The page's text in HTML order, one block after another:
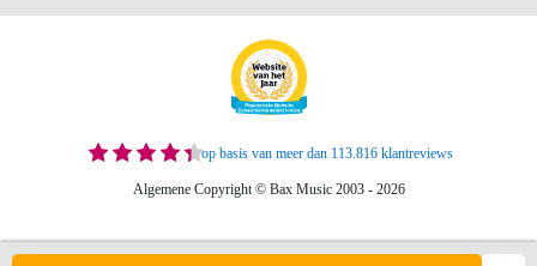
op basis van meer dan 113.816 klantreviews
Algemene Copyright © Bax Music 2003 - 2026